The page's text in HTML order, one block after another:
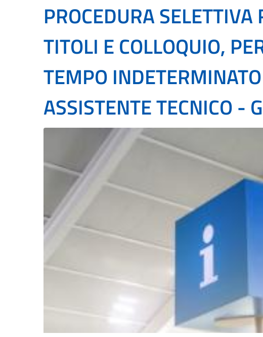
PROCEDURA SELETTIVA
TITOLI E COLLOQUIO,
TEMPO
ASSISTENTE TECNICO -